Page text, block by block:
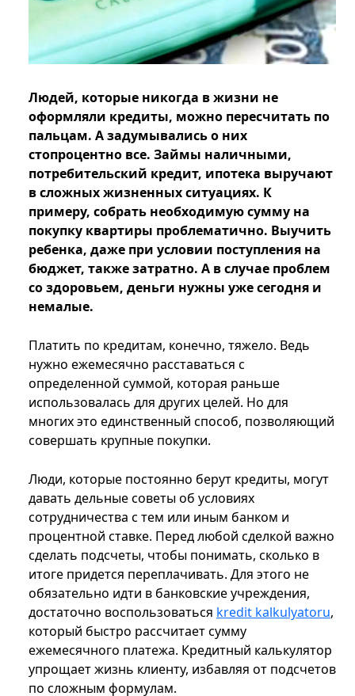
Людей, которые никогда в жизни не
оформляли кредиты, можно пересчитать по
пальцам. А задумывались о них
стопроцентно все. Займы наличными,
потребительский кредит, ипотека выручают
в сложных жизненных ситуациях. К
примеру, собрать необходимую сумму на
покупку квартиры проблематично. Выучить
ребенка, даже при условии поступления на
бюджет, также затратно. А в случае проблем
со здоровьем, деньги нужны уже сегодня и
немалые.
Платить по кредитам, конечно, тяжело. Ведь
нужно ежемесячно расставаться с
определенной суммой, которая раньше
использовалась для других целей. Но для
многих это единственный способ, позволяющий
совершать крупные покупки.
Люди, которые постоянно берут кредиты, могут
давать дельные советы об условиях
сотрудничества с тем или иным банком и
процентной ставке. Перед любой сделкой важно
сделать подсчеты, чтобы понимать, сколько в
итоге придется переплачивать. Для этого не
обязательно идти в банковские учреждения,
достаточно воспользоваться kredit kalkulyatoru,
который быстро рассчитает сумму
ежемесячного платежа. Кредитный калькулятор
упрощает жизнь клиенту, избавляя от подсчетов
по сложным формулам.